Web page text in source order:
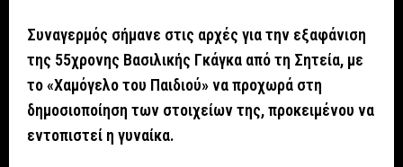
Συναγερμός σήμανε στις αρχές για την εξαφάνιση
της 55χρονης Βασιλικής Γκάγκα από τη Σητεία, με
το «Χαμόγελο του Παιδιού» να προχωρά στη
δημοσιοποίηση των στοιχείων της, προκειμένου να
εντοπιστεί η γυναίκα.